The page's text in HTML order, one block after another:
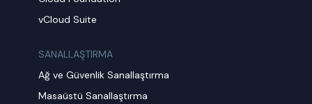
vCloud Suite
SANALLAŞTIRMA
Ağ ve Güvenlik Sanallaştırma
Masaüstü Sanallaştırma